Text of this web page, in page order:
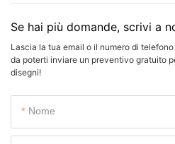
Se hai più domande, scrivi a
Lascia la tua email o il numero di
da poterti inviare un preventivo gratuito
disegni!
Nome